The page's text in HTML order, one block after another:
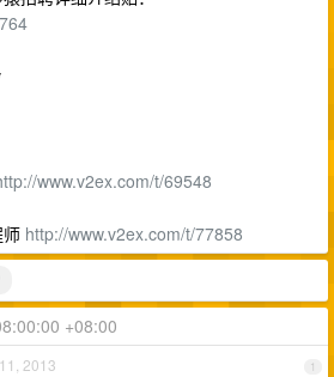
www.v2ex.com/t/69548
http://www.v2ex.com/t/77858
+08:00
1
2013